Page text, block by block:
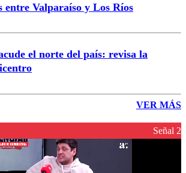
entre Valparaíso y Los Ríos
el norte del país: revisa la
VER MÁS
Señal 2